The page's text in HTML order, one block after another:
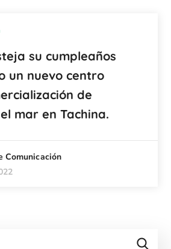
su cumpleaños
un nuevo centro
de
mar en Tachina.
Comunicación